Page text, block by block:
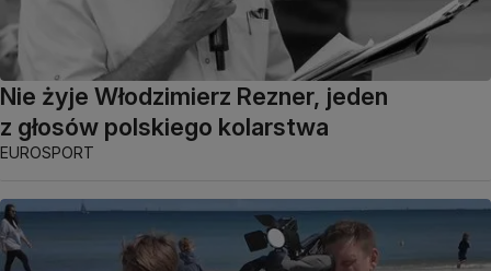
Nie żyje Włodzimierz Rezner, jeden
z głosów polskiego kolarstwa
EUROSPORT